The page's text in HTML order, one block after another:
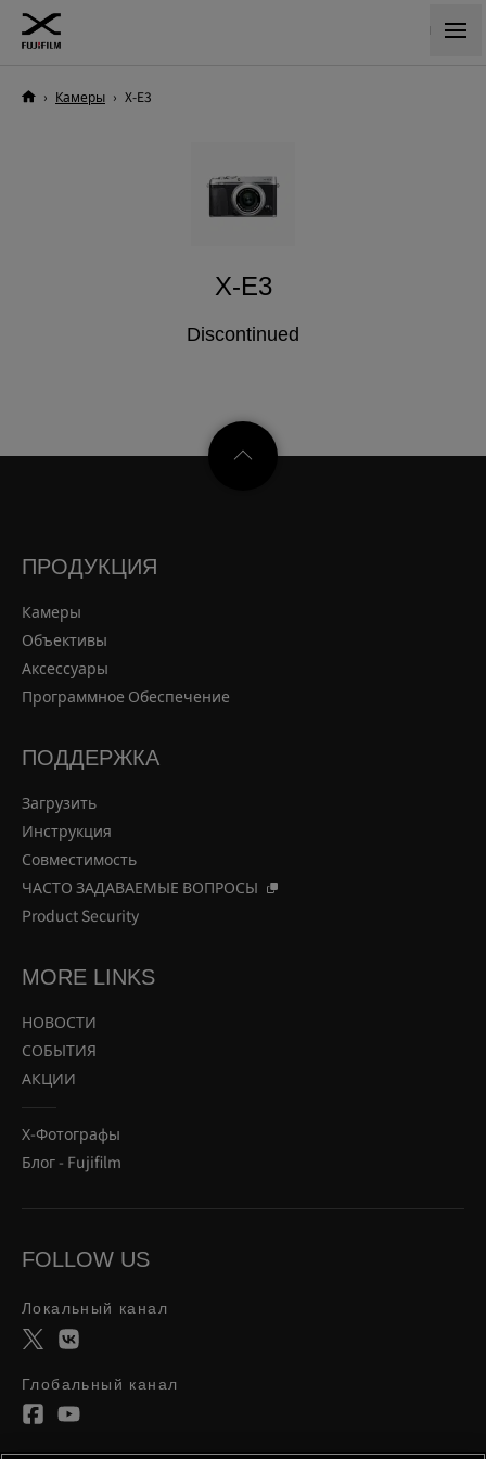
› Камеры › X-E3
X-E3
Discontinued
ПРОДУКЦИЯ
Камеры
Объективы
Аксессуары
Программное Обеспечение
ПОДДЕРЖКА
Загрузить
Инструкция
Совместимость
ЧАСТО ЗАДАВАЕМЫЕ ВОПРОСЫ
Product Security
MORE LINKS
НОВОСТИ
СОБЫТИЯ
АКЦИИ
Х-Фотографы
Блог - Fujifilm
FOLLOW US
Локальный канал
Глобальный канал